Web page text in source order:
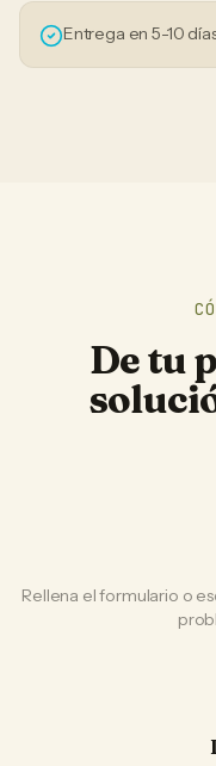
Entrega en 5-10
De tu
Rellena el formulario o